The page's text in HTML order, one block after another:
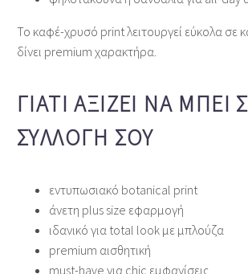
Το καφέ‑χρυσό print λειτουργεί εύκολα σε
δίνει premium χαρακτήρα.
ΓΙΑΤΊ ΑΞΊΖΕΙ ΝΑ ΜΠΕΙ
ΣΥΛΛΟΓΉ ΣΟΥ
εντυπωσιακό botanical print
άνετη plus size εφαρμογή
ιδανικό για total look με μπλούζα
premium αισθητική
must‑have για chic εμφανίσεις